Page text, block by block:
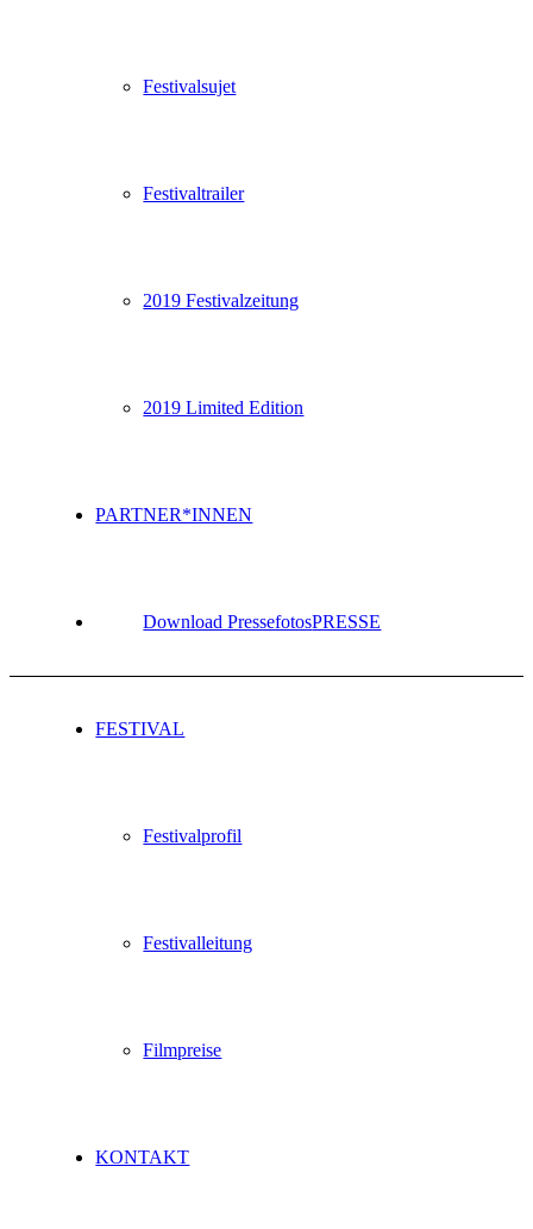
Festivalsujet
Festivaltrailer
2019 Festivalzeitung
2019 Limited Edition
PARTNER*INNEN
PRESSE
Download Pressefotos
FESTIVAL
Festivalprofil
Festivalleitung
Filmpreise
KONTAKT